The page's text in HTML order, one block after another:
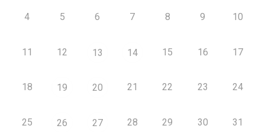
4 5 6 7 8 9 10
11 12 13 14 15 16 17
18 19 20 21 22 23 24
25 26 27 28 29 30 31